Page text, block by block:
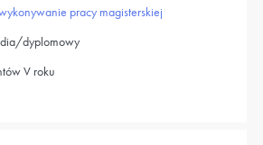
pracy magisterskiej
dyplomowy
V roku